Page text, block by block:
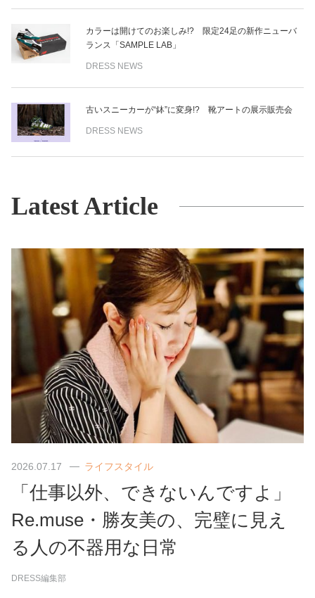
カラーは開けてのお楽しみ!? 限定24足の新作ニューバ
ランス「SAMPLE LAB」
DRESS NEWS
古いスニーカーが“鉢”に変身!? 靴アートの展示販売会
DRESS NEWS
Latest Article
2026.07.17 ライフスタイル
「仕事以外、できないんですよ」
Re.muse・勝友美の、完璧に見え
る人の不器用な日常
DRESS編集部